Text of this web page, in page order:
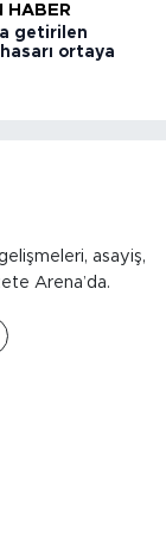
HABER
getirilen
ortaya
asayiş,
Arena’da.